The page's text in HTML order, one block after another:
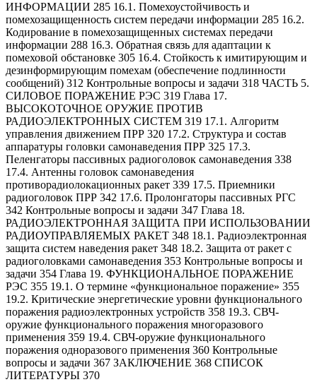
ИНФОРМАЦИИ 285 16.1. Помехоустойчивость и
помехозащищенность систем передачи информации 285 16.2.
Кодирование в помехозащищенных системах передачи
информации 288 16.3. Обратная связь для адаптации к
помеховой обстановке 305 16.4. Стойкость к имитирующим и
дезинформирующим помехам (обеспечение подлинности
сообщений) 312 Контрольные вопросы и задачи 318 ЧАСТЬ 5.
СИЛОВОЕ ПОРАЖЕНИЕ РЭС 319 Глава 17.
ВЫСОКОТОЧНОЕ ОРУЖИЕ ПРОТИВ
РАДИОЭЛЕКТРОННЫХ СИСТЕМ 319 17.1. Алгоритм
управления движением ПРР 320 17.2. Структура и состав
аппаратуры головки самонаведения ПРР 325 17.3.
Пеленгаторы пассивных радиоголовок самонаведения 338
17.4. Антенны головок самонаведения
противорадиолокационных ракет 339 17.5. Приемники
радиоголовок ПРР 342 17.6. Пролонгаторы пассивных РГС
342 Контрольные вопросы и задачи 347 Глава 18.
РАДИОЭЛЕКТРОННАЯ ЗАЩИТА ПРИ ИСПОЛЬЗОВАНИИ
РАДИОУПРАВЛЯЕМЫХ РАКЕТ 348 18.1. Радиоэлектронная
защита систем наведения ракет 348 18.2. Защита от ракет с
радиоголовками самонаведения 353 Контрольные вопросы и
задачи 354 Глава 19. ФУНКЦИОНАЛЬНОЕ ПОРАЖЕНИЕ
РЭС 355 19.1. О термине «функциональное поражение» 355
19.2. Критические энергетические уровни функционального
поражения радиоэлектронных устройств 358 19.3. СВЧ-
оружие функционального поражения многоразового
применения 359 19.4. СВЧ-оружие функционального
поражения одноразового применения 360 Контрольные
вопросы и задачи 367 ЗАКЛЮЧЕНИЕ 368 СПИСОК
ЛИТЕРАТУРЫ 370